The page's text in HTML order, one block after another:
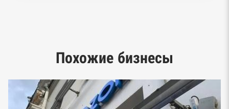
предпринимательства ФНС
Похожие бизнесы